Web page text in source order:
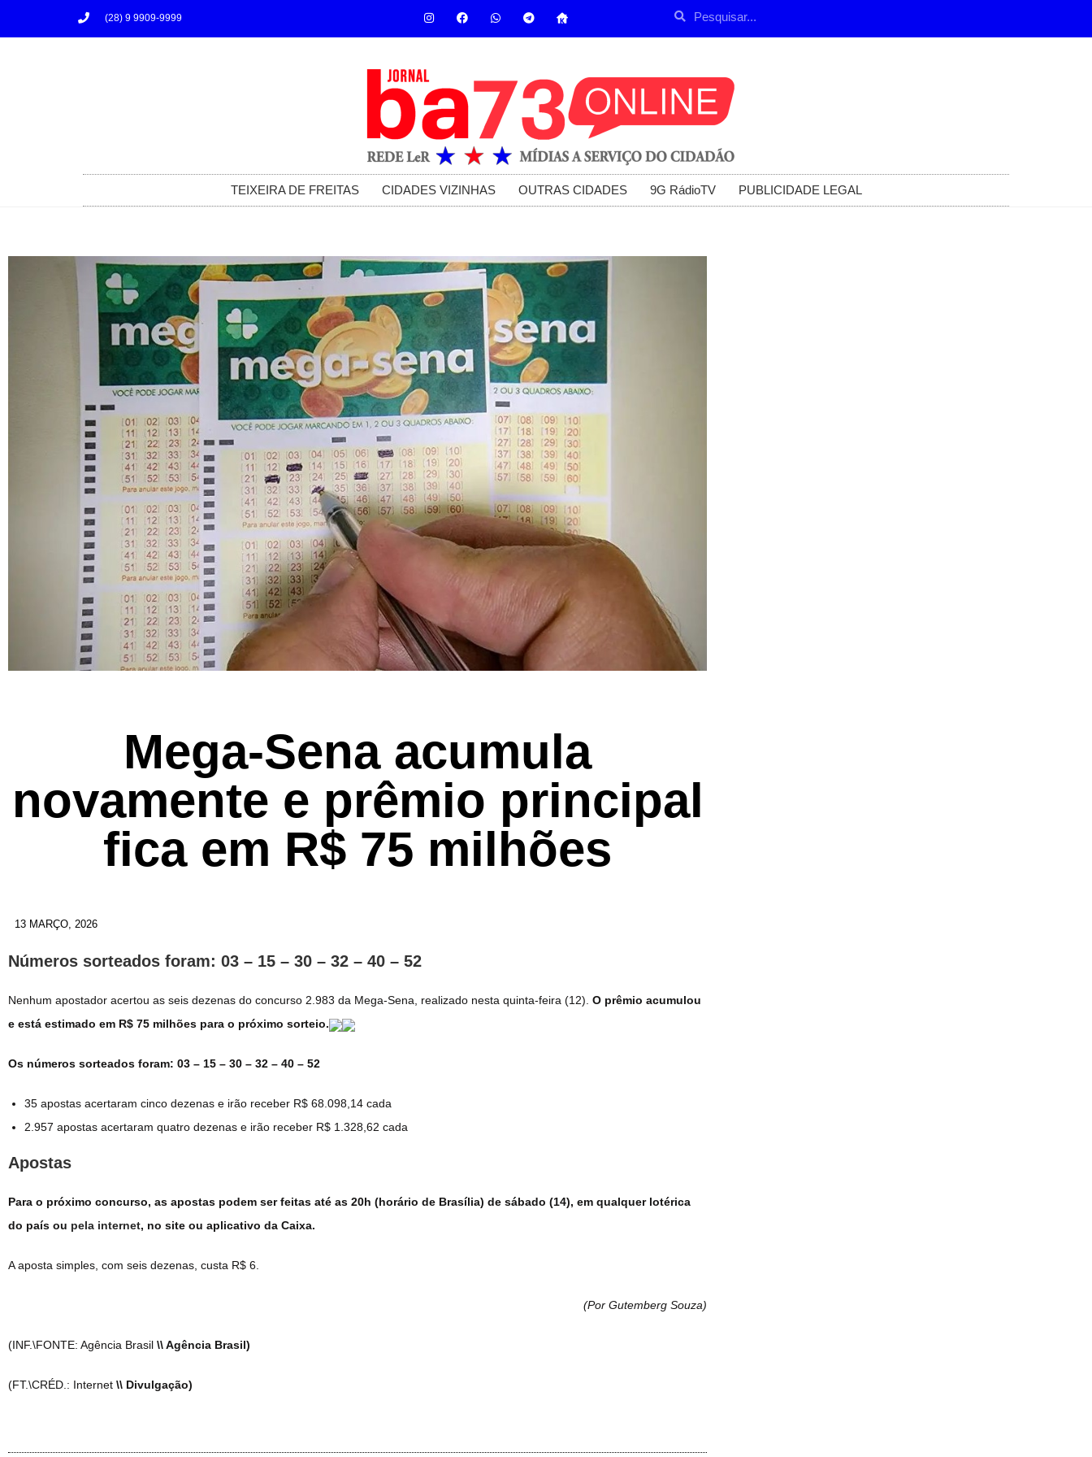
(28) 9 9909-9999
TEIXEIRA DE FREITAS CIDADES VIZINHAS OUTRAS CIDADES 9G RádioTV PUBLICIDADE LEGAL
Mega-Sena acumula
novamente e prêmio principal
fica em R$ 75 milhões
13 MARÇO, 2026
Números sorteados foram: 03 – 15 – 30 – 32 – 40 – 52
Nenhum apostador acertou as seis dezenas do concurso 2.983 da Mega-Sena, realizado nesta quinta-feira (12). O prêmio acumulou
e está estimado em R$ 75 milhões para o próximo sorteio.
Os números sorteados foram: 03 – 15 – 30 – 32 – 40 – 52
35 apostas acertaram cinco dezenas e irão receber R$ 68.098,14 cada
2.957 apostas acertaram quatro dezenas e irão receber R$ 1.328,62 cada
Apostas
Para o próximo concurso, as apostas podem ser feitas até as 20h (horário de Brasília) de sábado (14), em qualquer lotérica
do país ou pela internet, no site ou aplicativo da Caixa.
A aposta simples, com seis dezenas, custa R$ 6.
(Por Gutemberg Souza)
(INF.\FONTE: Agência Brasil \\ Agência Brasil)
(FT.\CRÉD.: Internet \\ Divulgação)